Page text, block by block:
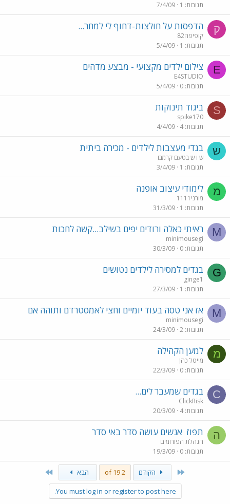
תגובות 1
7/4/09
ק הדפסות על חולצות-דחוף לי למחר...
קופיפה82
תגובות 1
5/4/09
E צילום ילדים מקצועי - מבצע מדהים
E4STUDIO
תגובות 0
5/4/09
S ביגוד תינוקות
spike170
תגובות 4
4/4/09
ש בגדי מעצבות לילדים - מכירה ביתית
ש ו ש בטעם קרמבו
תגובות 1
3/4/09
מ לימודי עיצוב אופנה
מורני1111
תגובות 1
31/3/09
M ראיתי כאלה ורודים יפים בשילב...קשה לחכות
minimousegi
תגובות 0
30/3/09
G בגדים למסירה לילדים נטושים
ginge1
תגובות 1
27/3/09
M אז אני טסה בעוד יומיים וחצי לאמסטרדם ותוהה אם
minimousegi
תגובות 2
24/3/09
מ למען הקהילה
מייטל כהן
תגובות 0
22/3/09
C בגדים שמעבר לים...
ClickRisk
תגובות 4
20/3/09
ה תפוז אנשים עושה סדר באי סדר
הנהלת הפורומים
תגובות 0
19/3/09
הקודם 2 of 19 הבא
You must log in or register to post here.